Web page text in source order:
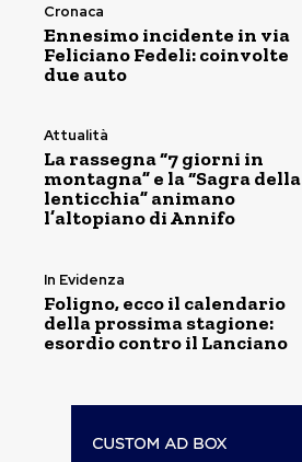
Cronaca
Ennesimo incidente in via
Feliciano Fedeli: coinvolte
due auto
Attualità
La rassegna “7 giorni in
montagna” e la “Sagra della
lenticchia” animano
l’altopiano di Annifo
In Evidenza
Foligno, ecco il calendario
della prossima stagione:
esordio contro il Lanciano